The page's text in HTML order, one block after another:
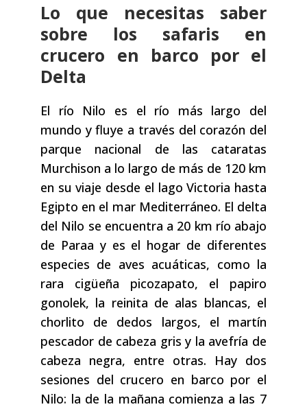
Lo que necesitas saber
sobre los safaris en
crucero en barco por el
Delta
El río Nilo es el río más largo del
mundo y fluye a través del corazón del
parque nacional de las cataratas
Murchison a lo largo de más de 120 km
en su viaje desde el lago Victoria hasta
Egipto en el mar Mediterráneo. El delta
del Nilo se encuentra a 20 km río abajo
de Paraa y es el hogar de diferentes
especies de aves acuáticas, como la
rara cigüeña picozapato, el papiro
gonolek, la reinita de alas blancas, el
chorlito de dedos largos, el martín
pescador de cabeza gris y la avefría de
cabeza negra, entre otras. Hay dos
sesiones del crucero en barco por el
Nilo: la de la mañana comienza a las 7